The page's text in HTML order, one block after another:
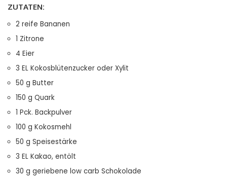
ZUTATEN:
2 reife Bananen
1 Zitrone
4 Eier
3 EL Kokosblütenzucker oder Xylit
50 g Butter
150 g Quark
1 Pck. Backpulver
100 g Kokosmehl
50 g Speisestärke
3 EL Kakao, entölt
30 g geriebene low carb Schokolade